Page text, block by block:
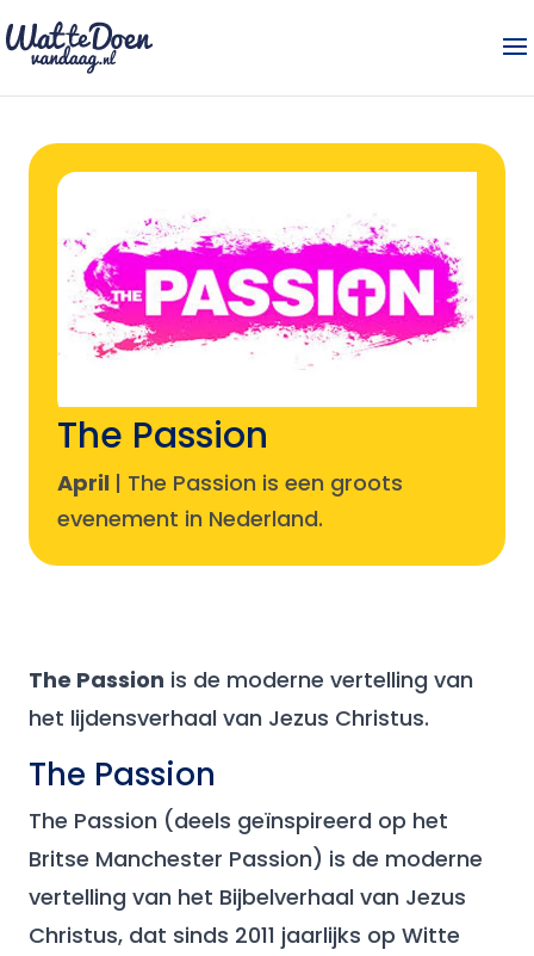
The Passion
April | The Passion is een groots
evenement in Nederland.
The Passion is de moderne vertelling van
het lijdensverhaal van Jezus Christus.
The Passion
The Passion (deels geïnspireerd op het
Britse Manchester Passion) is de moderne
vertelling van het Bijbelverhaal van Jezus
Christus, dat sinds 2011 jaarlijks op Witte